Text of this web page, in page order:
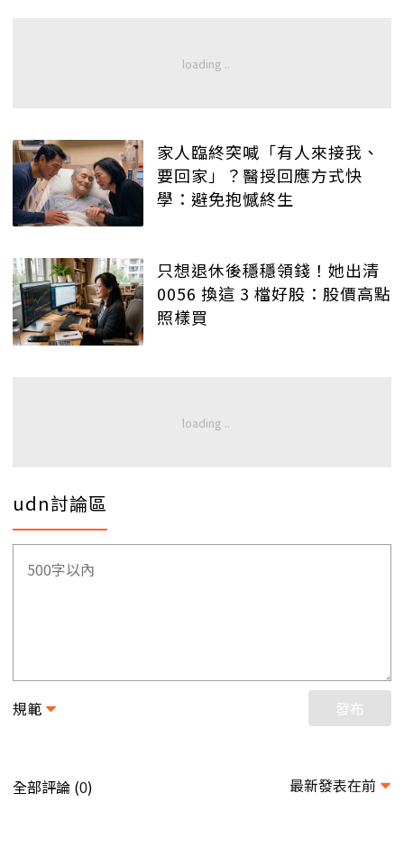
家人臨終突喊「有人來接我、
要回家」？醫授回應方式快
學：避免抱憾終生
只想退休後穩穩領錢！她出清
0056 換這 3 檔好股：股價高點
照樣買
udn討論區
規範 發布
全部評論 (0) 最新發表在前